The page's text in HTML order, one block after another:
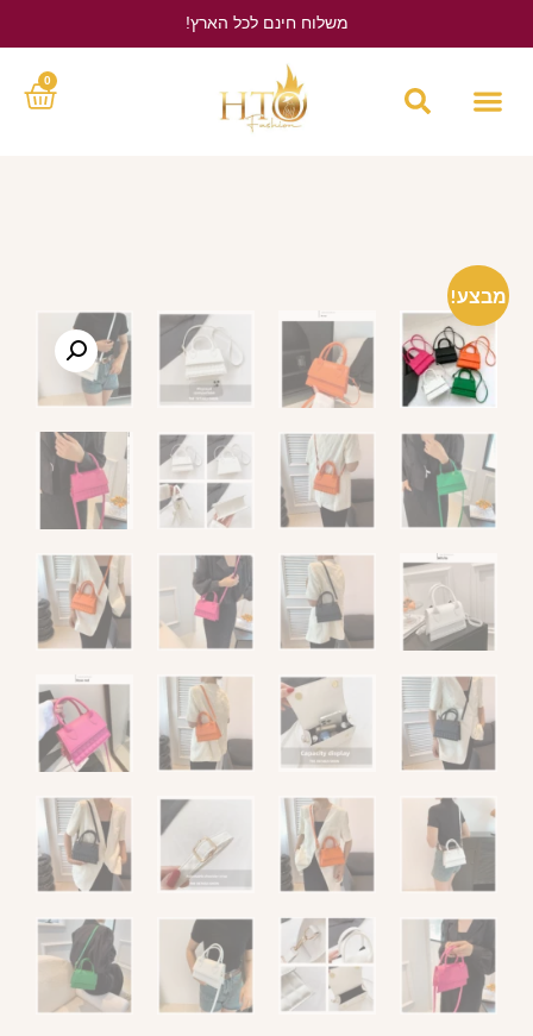
משלוח חינם לכל הארץ!
0
מבצע!